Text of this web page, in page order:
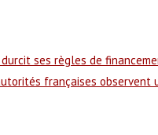
durcit ses règles de
françaises